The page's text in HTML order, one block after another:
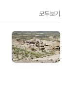
모두보기